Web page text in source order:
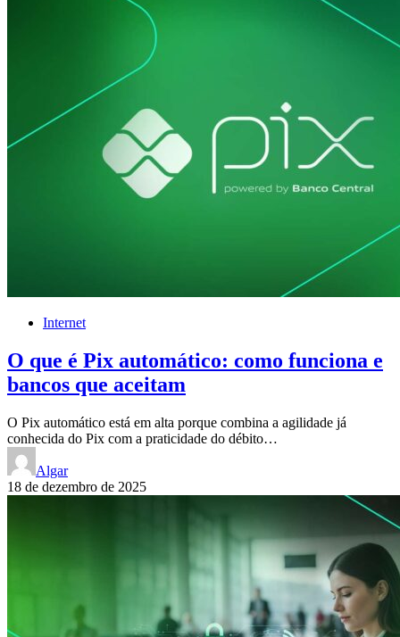
Internet
O que é Pix automático: como funciona e
bancos que aceitam
O Pix automático está em alta porque combina a agilidade já
conhecida do Pix com a praticidade do débito…
Algar
18 de dezembro de 2025